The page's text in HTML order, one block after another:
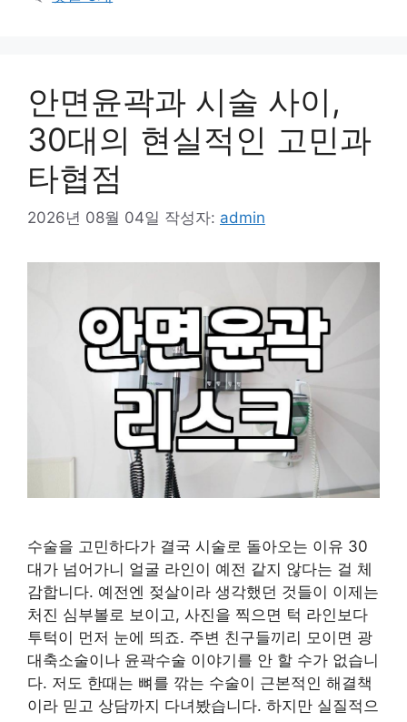
리
안면윤곽과 시술 사이,
30대의 현실적인 고민과
타협점
2026년 08월 04일 작성자: admin
수술을 고민하다가 결국 시술로 돌아오는 이유 30
대가 넘어가니 얼굴 라인이 예전 같지 않다는 걸 체
감합니다. 예전엔 젖살이라 생각했던 것들이 이제는
처진 심부볼로 보이고, 사진을 찍으면 턱 라인보다
투턱이 먼저 눈에 띄죠. 주변 친구들끼리 모이면 광
대축소술이나 윤곽수술 이야기를 안 할 수가 없습니
다. 저도 한때는 뼈를 깎는 수술이 근본적인 해결책
이라 믿고 상담까지 다녀봤습니다. 하지만 실질적으